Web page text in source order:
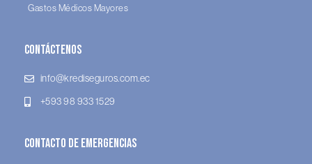
Gastos Médicos Mayores
Contáctenos
info@krediseguros.com.ec
+593 98 933 1529
Contacto de Emergencias